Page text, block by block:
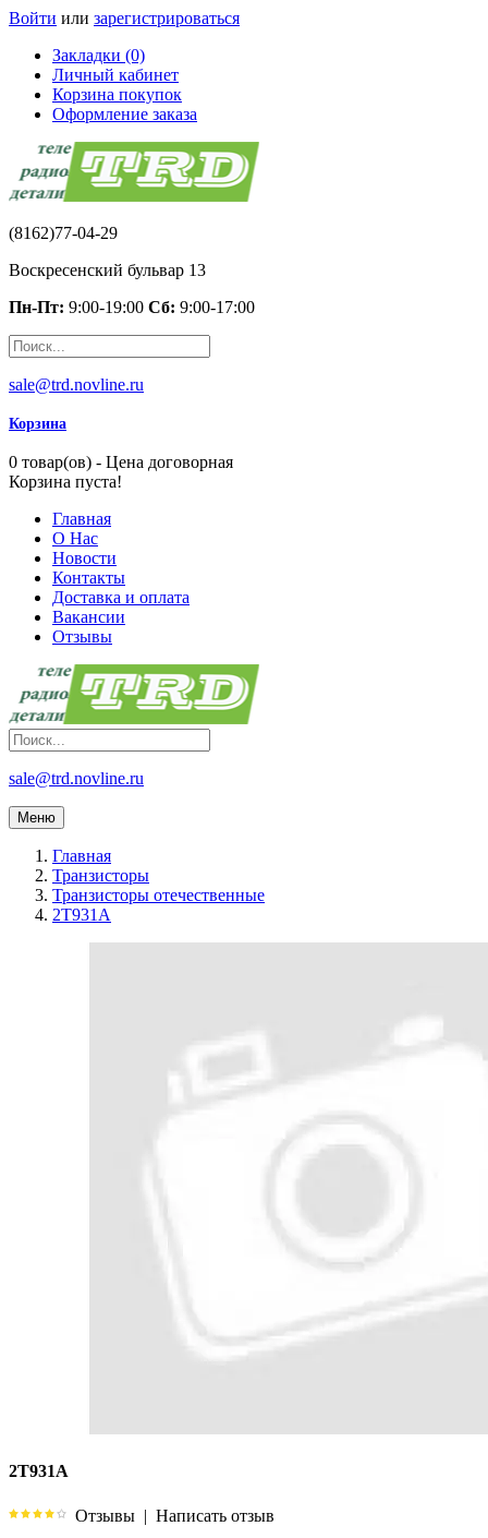
Войти или зарегистрироваться
Закладки (0)
Личный кабинет
Корзина покупок
Оформление заказа
(8162)77-04-29
Воскресенский бульвар 13
Пн-Пт: 9:00-19:00 Сб: 9:00-17:00
sale@trd.novline.ru
Корзина
0 товар(ов) - Цена договорная
Корзина пуста!
Главная
О Нас
Новости
Контакты
Доставка и оплата
Вакансии
Отзывы
sale@trd.novline.ru
Меню
Главная
Транзисторы
Транзисторы отечественные
2Т931А
2Т931А
Отзывы | Написать отзыв